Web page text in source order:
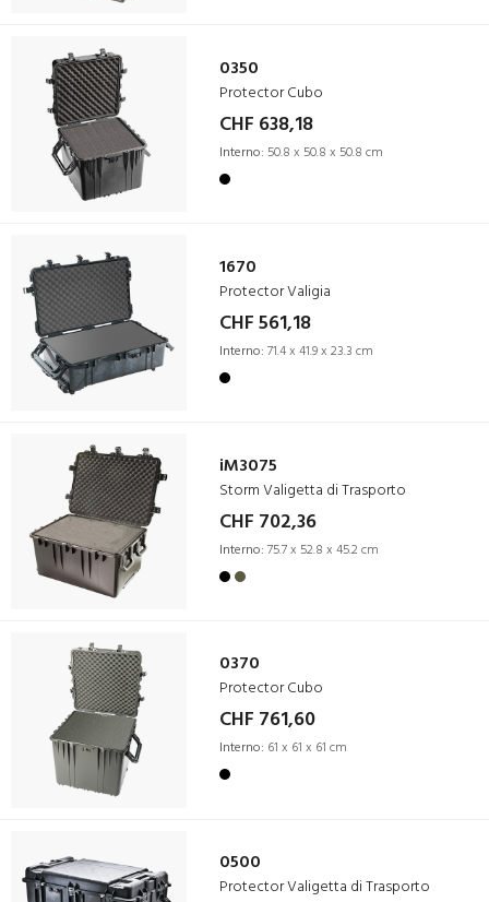
0350
Protector Cubo
CHF 638,18
Interno: 50.8 x 50.8 x 50.8 cm
1670
Protector Valigia
CHF 561,18
Interno: 71.4 x 41.9 x 23.3 cm
iM3075
Storm Valigetta di Trasporto
CHF 702,36
Interno: 75.7 x 52.8 x 45.2 cm
0370
Protector Cubo
CHF 761,60
Interno: 61 x 61 x 61 cm
0500
Protector Valigetta di Trasporto